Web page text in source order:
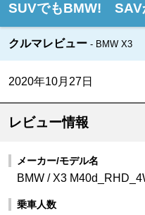
SUVでもBMW!
クルマレビュー BMW X3
2020年10月27日
レビュー情報
メーカー/モデル名
BMW / X3
乗車人数